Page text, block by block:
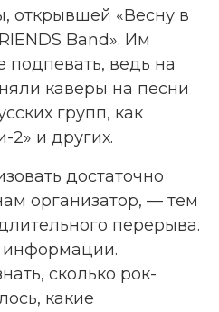
открывшей «Весну в
Band». Им
ведь на
каверы на песни
групп, как
2» и других.
достаточно
организатор, — тем
перерыва.
информации.
сколько рок-
какие